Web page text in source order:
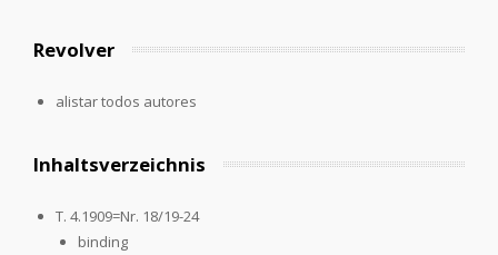
Revolver
alistar todos autores
Inhaltsverzeichnis
T. 4.1909=Nr. 18/19-24
binding